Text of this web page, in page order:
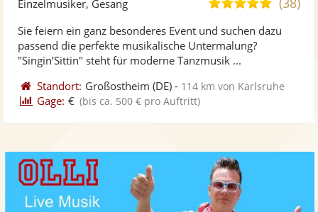
5
Einzelmusiker, Gesang
Sie feiern ein ganz besonderes Event und suchen dazu
passend die perfekte musikalische Untermalung?
"Singin’Sittin" steht für moderne Tanzmusik ...
Standort: Großostheim (DE) - 114 km von Karlsruhe
Gage: € (bis ca. 500 € pro Auftritt)